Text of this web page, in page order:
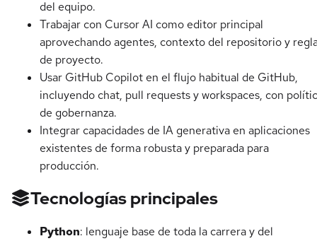
del equipo.
Trabajar con Cursor AI como editor principal
aprovechando agentes, contexto del repositorio y
de proyecto.
Usar GitHub Copilot en el flujo habitual de GitHub,
incluyendo chat, pull requests y workspaces, con
de gobernanza.
Integrar capacidades de IA generativa en aplicaciones
existentes de forma robusta y preparada para
producción.
Tecnologías principales
Python: lenguaje base de toda la carrera y del